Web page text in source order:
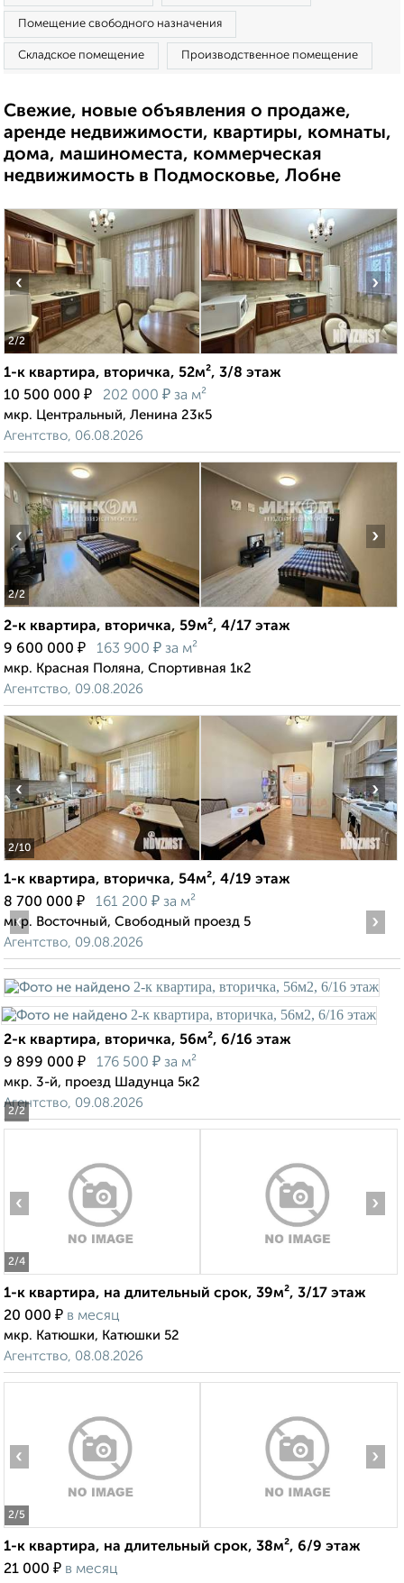
Помещение свободного назначения
Складское помещение Производственное помещение
Свежие, новые объявления о продаже,
аренде недвижимости, квартиры, комнаты,
дома, машиноместа, коммерческая
недвижимость в Подмосковье, Лобне
2/2
‹ ›
1-к квартира, вторичка, 52м², 3/8 этаж
10 500 000 ₽ 202 000 ₽ за м²
мкр. Центральный, Ленина 23к5
Агентство, 06.08.2026
2/2
‹ ›
2-к квартира, вторичка, 59м², 4/17 этаж
9 600 000 ₽ 163 900 ₽ за м²
мкр. Красная Поляна, Спортивная 1к2
Агентство, 09.08.2026
2/10
‹ ›
1-к квартира, вторичка, 54м², 4/19 этаж
8 700 000 ₽ 161 200 ₽ за м²
мкр. Восточный, Свободный проезд 5
Агентство, 09.08.2026
2/2
‹ ›
2-к квартира, вторичка, 56м², 6/16 этаж
9 899 000 ₽ 176 500 ₽ за м²
мкр. 3-й, проезд Шадунца 5к2
Агентство, 09.08.2026
2/4
‹ ›
1-к квартира, на длительный срок, 39м², 3/17 этаж
20 000 ₽ в месяц
мкр. Катюшки, Катюшки 52
Агентство, 08.08.2026
2/5
‹ ›
1-к квартира, на длительный срок, 38м², 6/9 этаж
21 000 ₽ в месяц